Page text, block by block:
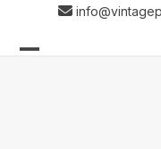
content